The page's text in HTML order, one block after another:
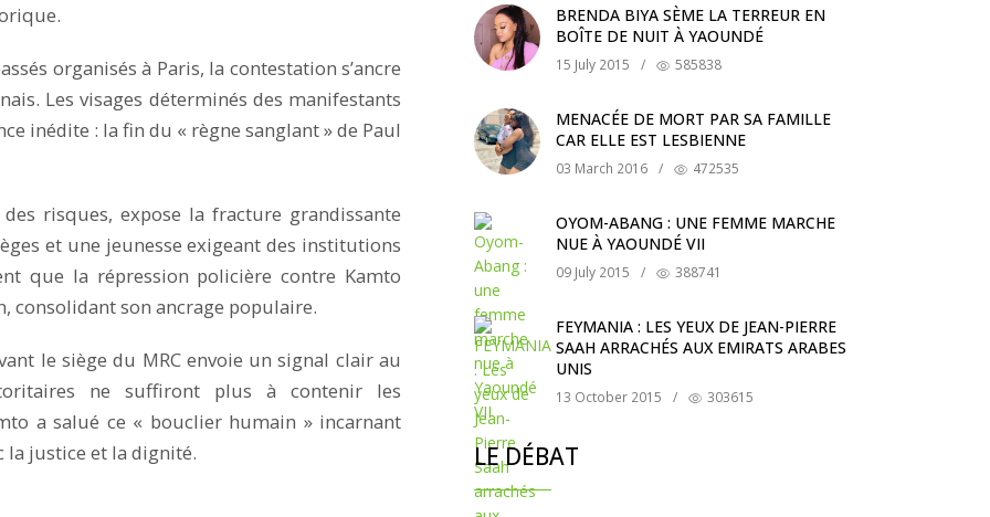
organisés à Paris, la contestation s’ancre
Les visages déterminés des manifestants
inédite : la fin du « règne sanglant » de Paul
risques, expose la fracture grandissante
et une jeunesse exigeant des institutions
que la répression policière contre Kamto
consolidant son ancrage populaire.
le siège du MRC envoie un signal clair au
ne suffiront plus à contenir les
a salué ce « bouclier humain » incarnant
la justice et la dignité.
BRENDA BIYA SÈME LA TERREUR EN
BOÎTE DE NUIT À YAOUNDÉ
15 July 2015 / 585838
MENACÉE DE MORT PAR SA FAMILLE
CAR ELLE EST LESBIENNE
03 March 2016 / 472535
OYOM-ABANG : UNE FEMME MARCHE
NUE À YAOUNDÉ VII
09 July 2015 / 388741
FEYMANIA : LES YEUX DE JEAN-PIERRE
SAAH ARRACHÉS AUX EMIRATS ARABES
UNIS
13 October 2015 / 303615
LE DÉBAT